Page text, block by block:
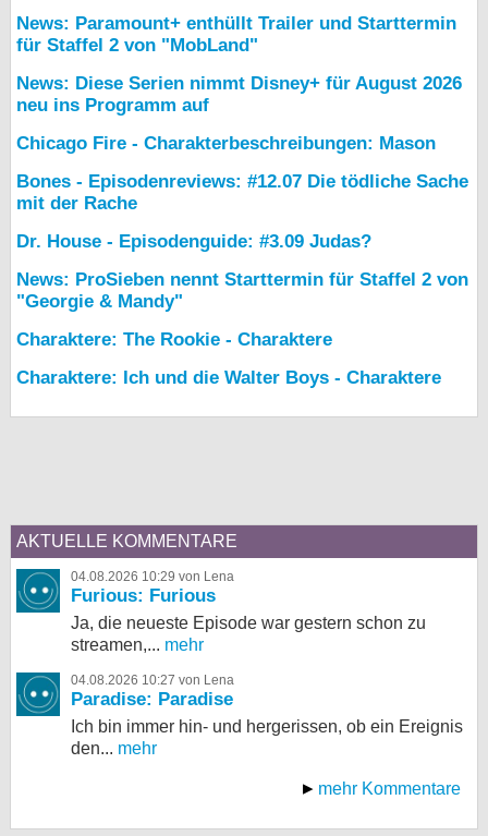
News: Paramount+ enthüllt Trailer und Starttermin
für Staffel 2 von "MobLand"
News: Diese Serien nimmt Disney+ für August 2026
neu ins Programm auf
Chicago Fire - Charakterbeschreibungen: Mason
Bones - Episodenreviews: #12.07 Die tödliche Sache
mit der Rache
Dr. House - Episodenguide: #3.09 Judas?
News: ProSieben nennt Starttermin für Staffel 2 von
"Georgie & Mandy"
Charaktere: The Rookie - Charaktere
Charaktere: Ich und die Walter Boys - Charaktere
AKTUELLE KOMMENTARE
04.08.2026 10:29 von Lena
Furious: Furious
Ja, die neueste Episode war gestern schon zu
streamen,... mehr
04.08.2026 10:27 von Lena
Paradise: Paradise
Ich bin immer hin- und hergerissen, ob ein Ereignis
den... mehr
mehr Kommentare